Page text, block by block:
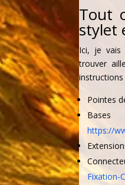
Tout
stylet
Ici, je vais
trouver
Pointes
https://
Fixation-